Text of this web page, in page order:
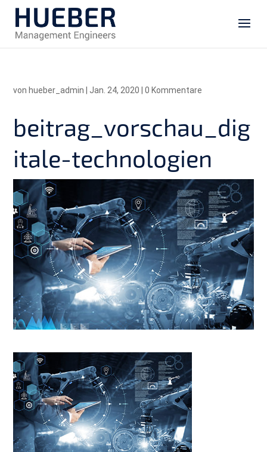
von hueber_admin Jan. 24, 2020 |0 Kommentare
beitrag_vorschau_dig
itale-technologien